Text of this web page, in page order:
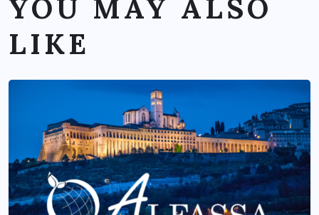
YOU MAY ALSO
LIKE